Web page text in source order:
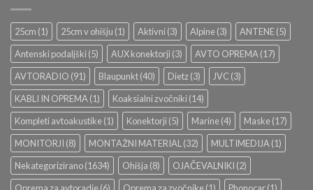
25cm (1) 25cm v ohišju (1) Aktivni(3) Alpine(3) ANTENE(5)
Antenski podaljški(5) AUX konektorji(3) AVTO OPREMA (17)
AVTORADIO (91) Blaupunkt(40) Dietz(3) JVC (3)
KABLI IN OPREMA (1) Koaksialni zvočniki(14)
Kompleti avtoakustike(1) Konektorji(5) Marine(4) Maske(17)
MONITORJI (8) MONTAŽNI MATERIAL (32) MULTIMEDIJA (1)
Nekategorizirano(1634) Ohišja (8) OJAČEVALNIKI (2)
Oprema za avtoradie(6) Oprema za zvočnike(1) Phonocar(1)